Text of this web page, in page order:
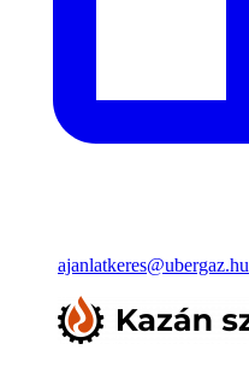
ajanlatkeres@ubergaz.hu